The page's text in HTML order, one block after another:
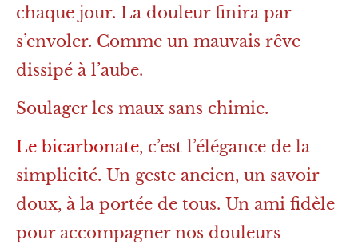
chaque jour. La douleur finira par
s’envoler. Comme un mauvais rêve
dissipé à l’aube.
Soulager les maux sans chimie.
Le bicarbonate, c’est l’élégance de la
simplicité. Un geste ancien, un savoir
doux, à la portée de tous. Un ami fidèle
pour accompagner nos douleurs